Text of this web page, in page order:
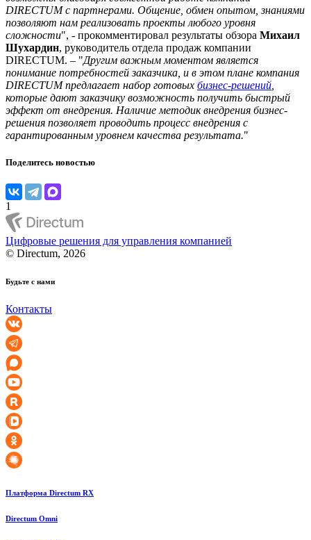
DIRECTUM с партнерами. Общение, обмен опытом, знаниями
позволяют нам реализовать проекты любого уровня
сложности", - прокомментировал результаты обзора Михаил
Шухардин, руководитель отдела продаж компании
DIRECTUM. – "Другим важным моментом является
понимание потребностей заказчика, и в этом плане компания
DIRECTUM предлагает набор готовых бизнес-решений
которые дают заказчику возможность получить быстрый
эффект от внедрения. Наличие методик внедрения бизнес-
решения позволяет проводить процесс внедрения с
гарантированным уровнем качества результата."
Поделитесь новостью
1
Цифровые решения для управления компанией
© Directum, 2026
Будьте с нами
Контакты
Платформа Directum RX
Directum Omni